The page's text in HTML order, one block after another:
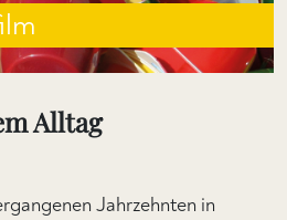
Alltag
Jahrzehnten in